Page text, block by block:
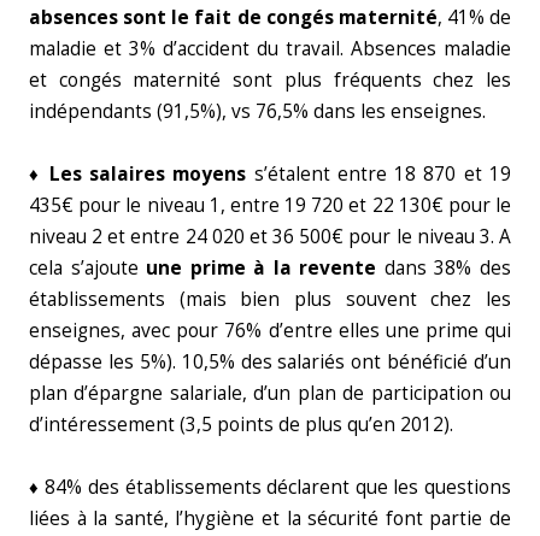
absences sont le fait de congés maternité, 41% de
maladie et 3% d’accident du travail. Absences maladie
et congés maternité sont plus fréquents chez les
indépendants (91,5%), vs 76,5% dans les enseignes.
♦ Les salaires moyens s’étalent entre 18 870 et 19
435€ pour le niveau 1, entre 19 720 et 22 130€ pour le
niveau 2 et entre 24 020 et 36 500€ pour le niveau 3. A
cela s’ajoute une prime à la revente dans 38% des
établissements (mais bien plus souvent chez les
enseignes, avec pour 76% d’entre elles une prime qui
dépasse les 5%). 10,5% des salariés ont bénéficié d’un
plan d’épargne salariale, d’un plan de participation ou
d’intéressement (3,5 points de plus qu’en 2012).
♦ 84% des établissements déclarent que les questions
liées à la santé, l’hygiène et la sécurité font partie de